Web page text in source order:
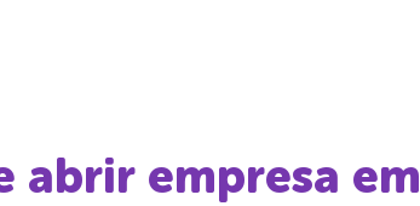
abrir empresa em